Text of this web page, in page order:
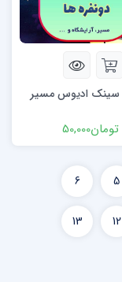
تومان50,000
5
6
12
13